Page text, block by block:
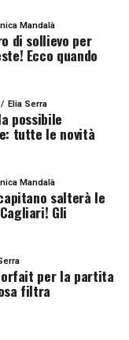
Mandalà
di sollievo per
Ecco quando
Elia Serra
possibile
tutte le novità
Mandalà
salterà le
Gli
per la partita
filtra